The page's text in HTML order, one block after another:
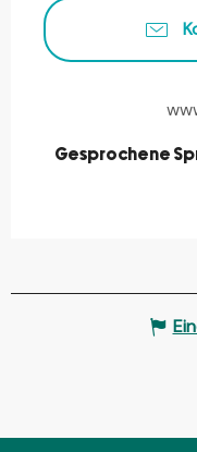
Gesprochene
Gesprochene